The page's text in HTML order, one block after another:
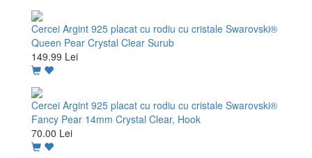
Cercei Argint 925 placat cu rodiu cu cristale Swarovski®
Queen Pear Crystal Clear Surub
149.99 Lei
Cercei Argint 925 placat cu rodiu cu cristale Swarovski®
Fancy Pear 14mm Crystal Clear, Hook
70.00 Lei